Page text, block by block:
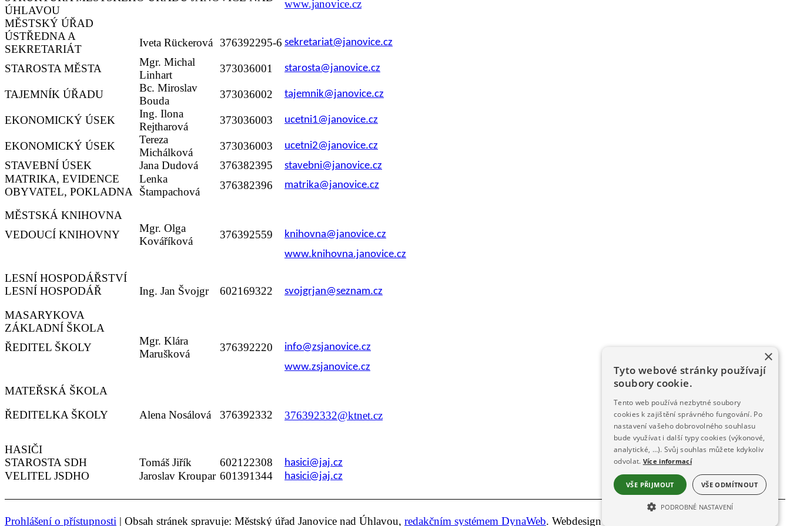
ÚHLAVOU
www.janovice.cz
MĚSTSKÝ ÚŘAD
ÚSTŘEDNA A
SEKRETARIÁT
Iveta Rückerová 376392295-6 sekretariat@janovice.cz
STAROSTA MĚSTA
Mgr. Michal
Linhart
373036001 starosta@janovice.cz
TAJEMNÍK ÚŘADU
Bc. Miroslav
Bouda
373036002 tajemnik@janovice.cz
EKONOMICKÝ ÚSEK
Ing. Ilona
Rejtharová
373036003 ucetni1@janovice.cz
EKONOMICKÝ ÚSEK
Tereza
Michálková
373036003 ucetni2@janovice.cz
STAVEBNÍ ÚSEK Jana Dudová 376382395 stavebni@janovice.cz
MATRIKA, EVIDENCE
OBYVATEL, POKLADNA
Lenka
Štampachová
376382396 matrika@janovice.cz
MĚSTSKÁ KNIHOVNA
VEDOUCÍ KNIHOVNY
Mgr. Olga
Kováříková
376392559
knihovna@janovice.cz
www.knihovna.janovice.cz
LESNÍ HOSPODÁŘSTVÍ
LESNÍ HOSPODÁŘ
Ing. Jan Švojgr 602169322 svojgrjan@seznam.cz
MASARYKOVA
ZÁKLADNÍ ŠKOLA
ŘEDITEL ŠKOLY
Mgr. Klára
Marušková
376392220
info@zsjanovice.cz
www.zsjanovice.cz
MATEŘSKÁ ŠKOLA
ŘEDITELKA ŠKOLY
Alena Nosálová 376392332 376392332@ktnet.cz
HASIČI
STAROSTA SDH
Tomáš Jiřík 602122308 hasici@jaj.cz
VELITEL JSDHO Jaroslav Kroupar 601391344 hasici@jaj.cz
Prohlášení o přístupnosti | Obsah stránek spravuje: Městský úřad Janovice nad Úhlavou, redakčním systémem DynaWeb. Webdesign & hosting :
×
Tyto webové stránky používají
soubory cookie.
Tento web používá nezbytné soubory
cookies k zajištění správného fungování. Po
nastavení vašeho dobrovolného souhlasu
bude využívat i další typy cookies (výkonové,
analytické, …). Svůj souhlas můžete kdykoliv
odvolat. Více informací
VŠE PŘIJMOUT VŠE ODMÍTNOUT
PODROBNÉ NASTAVENÍ